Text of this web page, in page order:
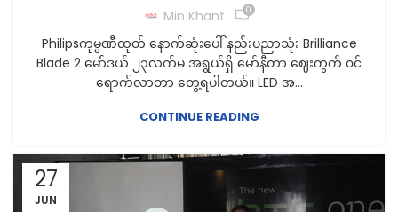
Min Khant 0
Philipsကုမ္ပဏီထုတ် နောက်ဆုံးပေါ် နည်းပညာသုံး Brilliance
Blade 2 မော်ဒယ် ၂၃လက်မ အရွယ်ရှိ မော်နီတာ ဈေးကွက် ၀င်
ရောက်လာတာ တွေ့ရပါတယ်။ LED အ...
CONTINUE READING
27
JUN